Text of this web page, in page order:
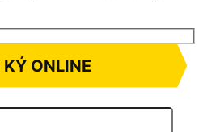
ONLINE